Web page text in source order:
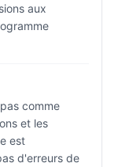
aux
comme
et les
est
d'erreurs de